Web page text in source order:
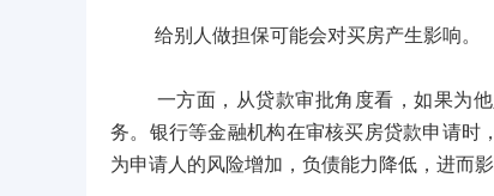
给别人做担保可能会对买房产生影响。
一方面，从贷款审批角度看，如果为他
务。银行等金融机构在审核买房贷款申请时
为申请人的风险增加，负债能力降低，进而